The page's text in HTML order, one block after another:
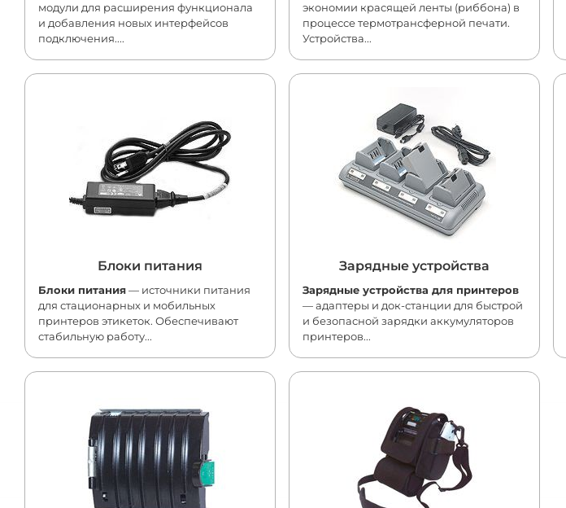
модули для расширения функционала
и добавления новых интерфейсов
подключения....
экономии красящей ленты (риббона) в
процессе термотрансферной печати.
Устройства...
Блоки питания
Блоки питания— источники питания
для стационарных и мобильных
принтеров этикеток. Обеспечивают
стабильную работу...
Зарядные устройства
Зарядные устройства для принтеров
— адаптеры и док-станции для быстрой
и безопасной зарядки аккумуляторов
принтеров...